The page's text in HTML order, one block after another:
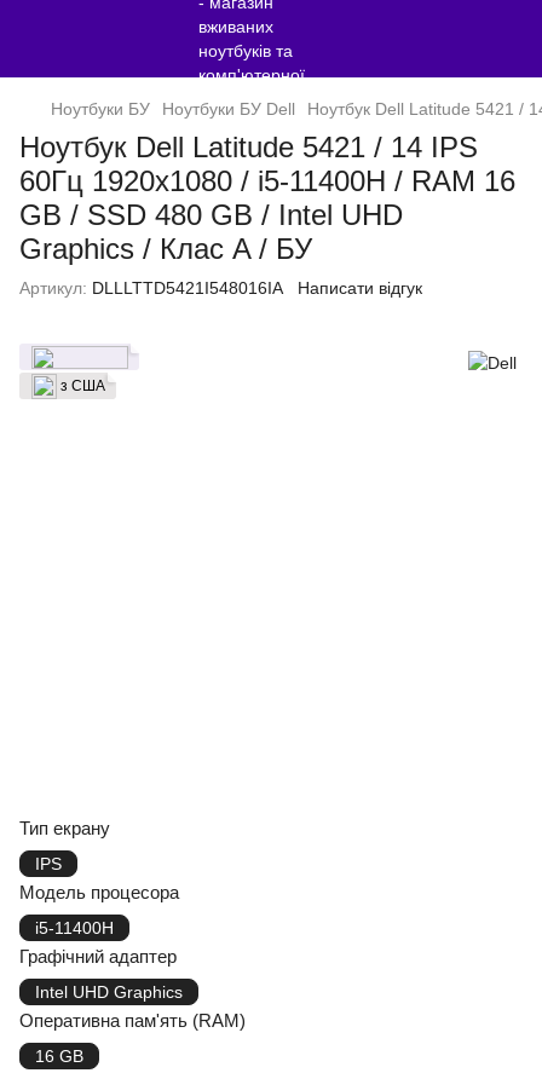
Ноутбуки БУ Ноутбуки БУ Dell Ноутбук Dell Latitude 5421 /
Ноутбук Dell Latitude 5421 / 14 IPS
60Гц 1920x1080 / i5-11400H / RAM 16
GB / SSD 480 GB / Intel UHD
Graphics / Клас A / БУ
Артикул: DLLLTTD5421I548016IA Написати відгук
з США
Тип екрану
IPS
Модель процесора
i5-11400H
Графічний адаптер
Intel UHD Graphics
Оперативна пам'ять (RAM)
16 GB